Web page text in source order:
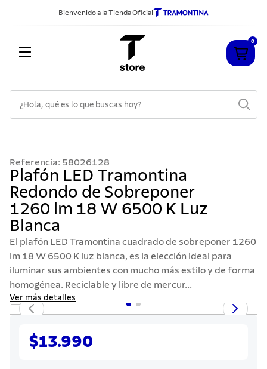
Bienvenido a la Tienda Oficial
0
Referencia: 58026128
Plafón LED Tramontina
Redondo de Sobreponer
1260 lm 18 W 6500 K Luz
Blanca
El plafón LED Tramontina cuadrado de sobreponer 1260
lm 18 W 6500 K luz blanca, es la elección ideal para
iluminar sus ambientes con mucho más estilo y de forma
homogénea. Reciclable y libre de mercur...
Ver más detalles
$13.990
2.
sarten
3.
cubiertos
4.
ollas
5.
acero inoxidable
6
grano
7.
442
8.
solar
cuchillo
10. termo